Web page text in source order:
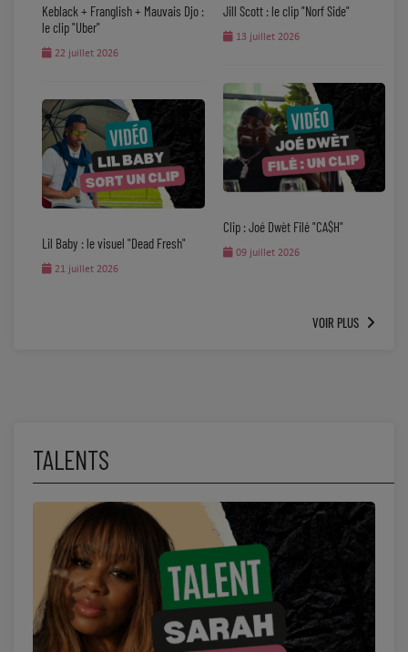
Keblack + Franglish + Mauvais Djo :
le clip "Uber"
22 juillet 2026
Lil Baby : le visuel "Dead Fresh"
21 juillet 2026
Jill Scott : le clip "Norf Side"
13 juillet 2026
Clip : Joé Dwèt Filé "CA$H"
09 juillet 2026
VOIR PLUS
TALENTS